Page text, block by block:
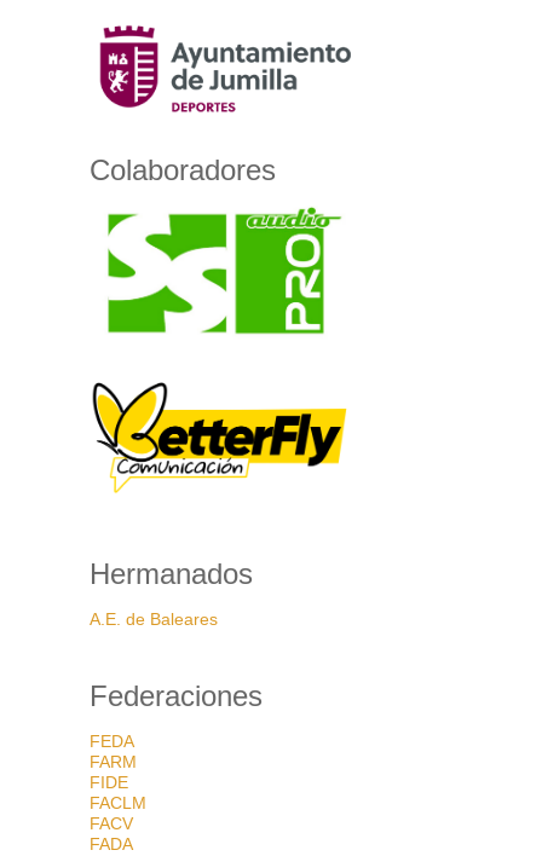
Colaboradores
Hermanados
A.E. de Baleares
Federaciones
FEDA
FARM
FIDE
FACLM
FACV
FADA